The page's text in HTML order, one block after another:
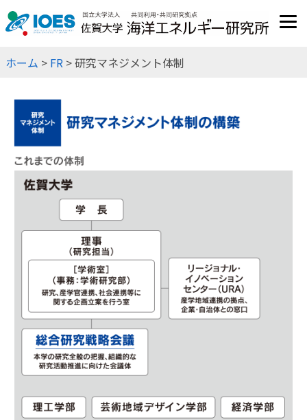
JP
EN
ホーム > FR > 研究マネジメント体制